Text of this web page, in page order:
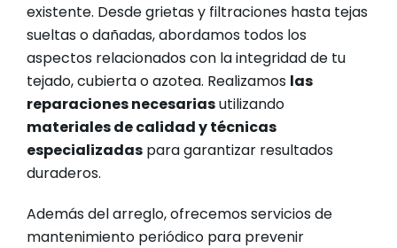
existente. Desde grietas y filtraciones hasta tejas
sueltas o dañadas, abordamos todos los
aspectos relacionados con la integridad de tu
tejado, cubierta o azotea. Realizamos las
reparaciones necesariasutilizando
materiales de calidad y técnicas
especializadas para garantizar resultados
duraderos.
Además del arreglo, ofrecemos servicios de
mantenimiento periódico para prevenir